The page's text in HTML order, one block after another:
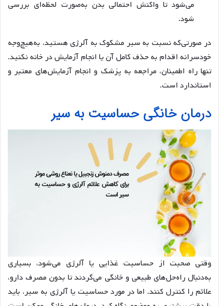
می‌شود تا واکنش احتمالی بدن به‌صورت لحظه‌ای بررسی
شود.
در صورتی‌که نسبت به سیر مشکوک به آلرژی هستید، به‌هیچ‌وجه
خودسرانه اقدام به حذف کامل آن یا انجام آزمایش در خانه نکنید.
تنها راه اطمینان، مراجعه به پزشک و انجام آزمایش‌های معتبر و
استاندارد است.
درمان خانگی حساسیت به سیر
وقتی صحبت از حساسیت غذایی یا آلرژی می‌شود، بسیاری
به‌دنبال راه‌حل‌های طبیعی و خانگی می‌گردند تا بدون مصرف دارو،
علائم را کنترل کنند. اما در مورد حساسیت یا آلرژی به سیر، باید